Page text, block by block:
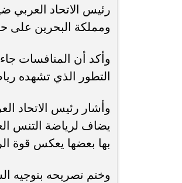
رئيس الاتحاد العربي
ومملكة البحرين على
وأكد أن المنافسات
التطور الذي تشهده
وأشار رئيس الاتحاد
يضاف لرياضة التنس
بها بعضها يعكس قوة
وختم تصريحه بتوجيه